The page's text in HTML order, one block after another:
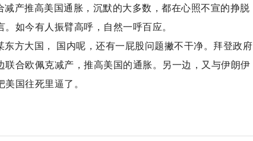
产推高美国通胀，沉默的大多数，都在心照不宣的挣脱
如今有人振臂高呼，自然一呼百应。
方大国， 国内呢，还有一屁股问题撇不干净。拜登政府
合欧佩克减产，推高美国的通胀。另一边，又与伊朗伊
国往死里逼了。